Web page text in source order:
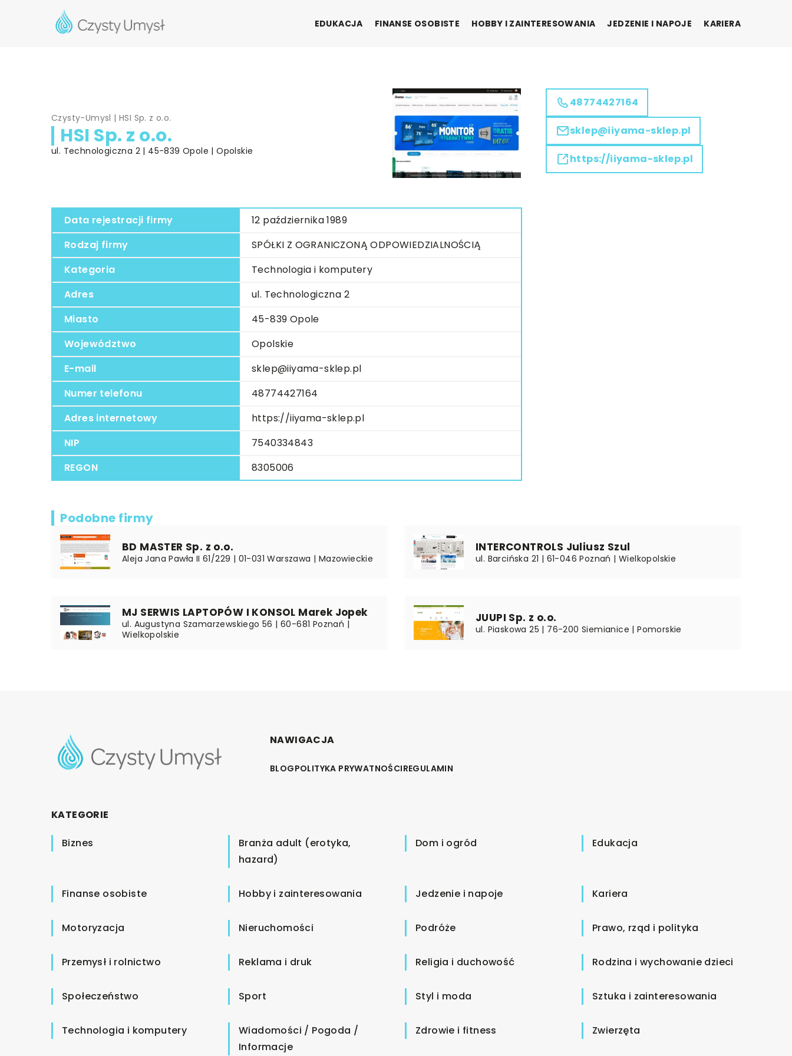
EDUKACJA FINANSE OSOBISTE HOBBY I ZAINTERESOWANIA JEDZENIE I NAPOJE KARIERA
Czysty-Umysl |HSI Sp. z o.o.
HSI Sp. z o.o.
ul. Technologiczna 2 | 45-839 Opole | Opolskie
Data rejestracji firmy
12 października 1989
Rodzaj firmy
SPÓŁKI Z OGRANICZONĄ ODPOWIEDZIALNOŚCIĄ
Kategoria
Technologia i komputery
Adres
ul. Technologiczna 2
Miasto
45-839 Opole
Województwo
Opolskie
E-mail
sklep@iiyama-sklep.pl
Numer telefonu
48774427164
Adres internetowy
https://iiyama-sklep.pl
NIP
7540334843
REGON
8305006
48774427164
sklep@iiyama-sklep.pl
https://iiyama-sklep.pl
Podobne firmy
BD MASTER Sp. z o.o.
Aleja Jana Pawła II 61/229 | 01-031 Warszawa | Mazowieckie
INTERCONTROLS Juliusz Szul
ul. Barcińska 21 | 61-046 Poznań | Wielkopolskie
MJ SERWIS LAPTOPÓW I KONSOL Marek Jopek
ul. Augustyna Szamarzewskiego 56 | 60-681 Poznań |
Wielkopolskie
JUUPI Sp. z o.o.
ul. Piaskowa 25 | 76-200 Siemianice | Pomorskie
NAWIGACJA
BLOGPOLITYKA PRYWATNOŚCIREGULAMIN
KATEGORIE
Biznes
Branża adult (erotyka,
hazard)
Dom i ogród Edukacja
Finanse osobiste Hobby i zainteresowania Jedzenie i napoje Kariera
Motoryzacja Nieruchomości Podróże Prawo, rząd i polityka
Przemysł i rolnictwo Reklama i druk Religia i duchowość Rodzina i wychowanie dzieci
Społeczeństwo Sport Styl i moda Sztuka i zainteresowania
Technologia i komputery
Wiadomości / Pogoda /
Informacje
Zdrowie i fitness Zwierzęta